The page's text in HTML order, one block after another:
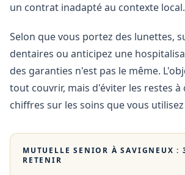
un contrat inadapté au contexte local.
Selon que vous portez des lunettes,
dentaires ou anticipez une
des garanties n'est pas le même.
tout couvrir, mais d'éviter les restes à
chiffres sur les soins que vous
MUTUELLE SENIOR ÀSAVIGNEUX :
RETENIR